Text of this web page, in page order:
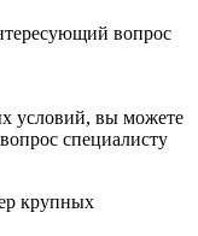
вопрос
условий, вы можете
вопрос специалисту
крупных